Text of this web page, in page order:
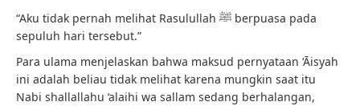
“Aku tidak pernah melihat Rasulullah ﷺ berpuasa pada
sepuluh hari tersebut.”
Para ulama menjelaskan bahwa maksud pernyataan ‘Āisyah
ini adalah beliau tidak melihat karena mungkin saat itu
Nabi shallallahu ‘alaihi wa sallam sedang berhalangan,